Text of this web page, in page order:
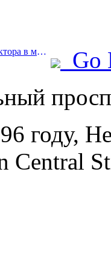
Prev:Развитие гостиничного сектора в мире в 2026 году: Шанхай занимает первое место по увеличению количества номеров.
Go
году,